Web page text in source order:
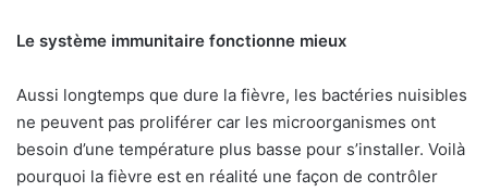
Le système immunitaire fonctionne mieux
Aussi longtemps que dure la fièvre, les bactéries nuisibles
ne peuvent pas proliférer car les microorganismes ont
besoin d’une température plus basse pour s’installer. Voilà
pourquoi la fièvre est en réalité une façon de contrôler